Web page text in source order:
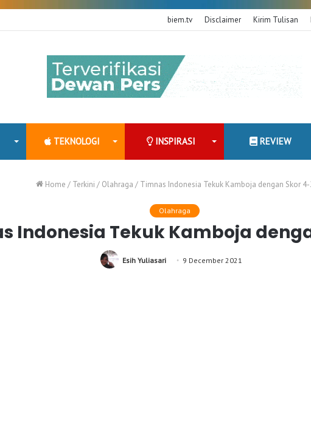
biem.tv Disclaimer Kirim Tulisan
TEKNOLOGI INSPIRASI REVIEW
Home / Terkini / Olahraga / Timnas Indonesia Tekuk Kamboja dengan Skor 4-
Olahraga
Indonesia Tekuk Kamboja
Esih Yuliasari 9 December 2021